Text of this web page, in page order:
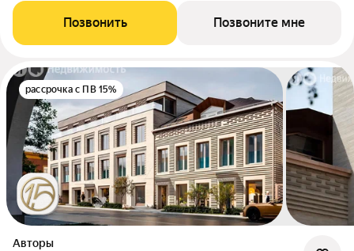
Позвонить Позвоните мне
рассрочка с ПВ 15%
Авторы